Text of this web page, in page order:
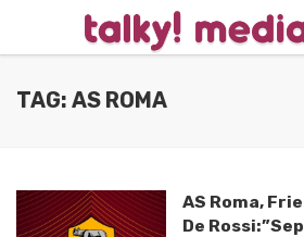
TAG: AS ROMA
AS Roma,
De